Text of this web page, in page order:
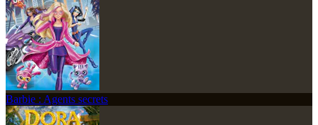
Barbie : Agents secrets